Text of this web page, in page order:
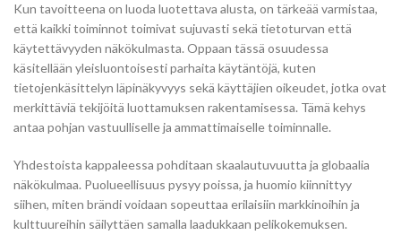
Kun tavoitteena on luoda luotettava alusta, on tärkeää varmistaa,
että kaikki toiminnot toimivat sujuvasti sekä tietoturvan että
käytettävyyden näkökulmasta. Oppaan tässä osuudessa
käsitellään yleisluontoisesti parhaita käytäntöjä, kuten
tietojenkäsittelyn läpinäkyvyys sekä käyttäjien oikeudet, jotka ovat
merkittäviä tekijöitä luottamuksen rakentamisessa. Tämä kehys
antaa pohjan vastuulliselle ja ammattimaiselle toiminnalle.
Yhdestoista kappaleessa pohditaan skaalautuvuutta ja globaalia
näkökulmaa. Puolueellisuus pysyy poissa, ja huomio kiinnittyy
siihen, miten brändi voidaan sopeuttaa erilaisiin markkinoihin ja
kulttuureihin säilyttäen samalla laadukkaan pelikokemuksen.